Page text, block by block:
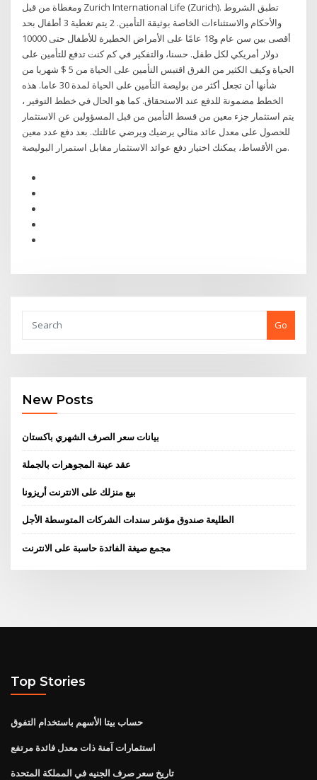
ومغطاة من قبل Zurich International Life (Zurich). تطبق الشروط
والأحكام والاستثناءات الخاصة بوثيقة التأمين. 2 يتم تغطية 3 أطفال بحد
أقصى بين سن عام و18 عامًا على الأمراض الخطيرة للأطفال حتى 10000
دولار أمريكي لكل طفل. حسنا، والتفكير في كم كنت تدفع للتأمين على
الحياة وكيف الكثير من الفرق اقتبس التأمين على الحياة من 5 $ شهريا من
شأنها أن تجعل أكثر من بوليصة التأمين على الحياة لمدة 30 عاما. هذه
الخطط مضمونة للدفع عند الاستحقاق. كما هو الحال في خطط التوفير ،
يتم استثمار جزء معين من قسط التأمين من قبل المسؤولين عن الاستثمار
للحصول على معدل عائد مثالي يرضيك ويرضي عائلتك. بعد دفع عدد معين
من الأقساط، يمكنك اختيار دفع عوائد الاستثمار مقابل استمرار البوليصة.
Go
New Posts
بيانات سعر الصرف الشهري باكستان
عقد عينة المجوهرات بالجملة
بيع منزلك على الانترنت أريزونا
الطليعة صندوق مؤشر سندات الشركات المتوسطة الأجل
مجمع صيغة الفائدة حاسبة على الانترنت
Top Stories
حساب بيتا الأسهم باستخدام التفوق
استثمارات آمنة ذات معدل فائدة مرتفع
تاريخ سعر صرف الجنيه في المملكة المتحدة